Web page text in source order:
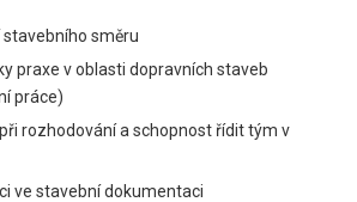
stavebního směru
praxe v oblasti dopravních staveb
práce)
rozhodování a schopnost řídit tým v
ve stavební dokumentaci